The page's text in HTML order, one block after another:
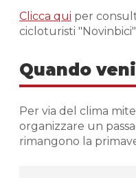
Clicca qui per
cicloturisti "Novinbici"
Quando
Per via del clima
organizzare un
rimangono la